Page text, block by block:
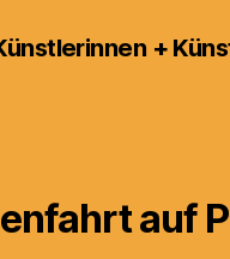
+
auf